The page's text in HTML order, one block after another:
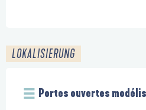
LOKALISIERUNG
Portes ouvertes